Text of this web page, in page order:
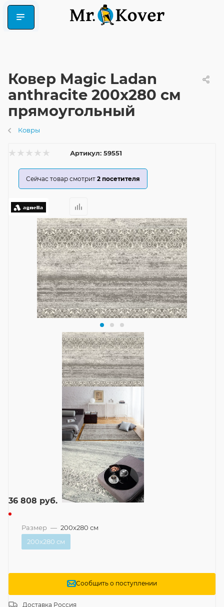
Ковер Magic Ladan
anthracite 200x280 см
прямоугольный
Ковры
Артикул: 59551
Сейчас товар смотрит 2 посетителя
36 808 руб.
Размер — 200x280 см
200x280 см
Сообщить о поступлении
Доставка Россия